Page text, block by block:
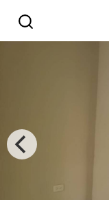
Apartamento en 1er